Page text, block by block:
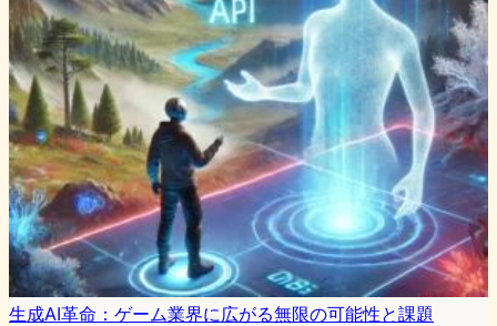
生成AI革命：ゲーム業界に広がる無限の可能性と課題